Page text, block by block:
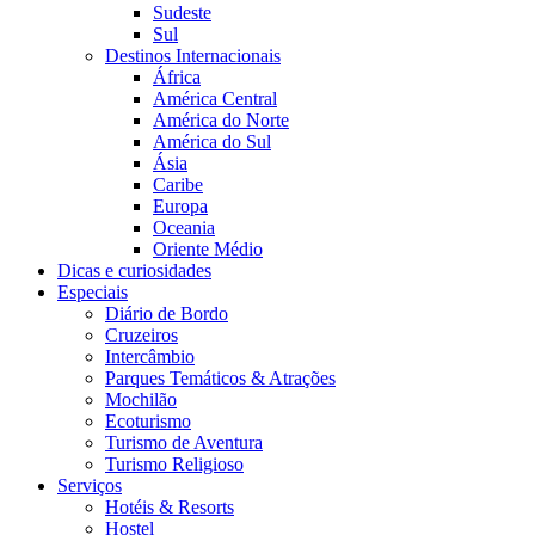
Sudeste
Sul
Destinos Internacionais
África
América Central
América do Norte
América do Sul
Ásia
Caribe
Europa
Oceania
Oriente Médio
Dicas e curiosidades
Especiais
Diário de Bordo
Cruzeiros
Intercâmbio
Parques Temáticos & Atrações
Mochilão
Ecoturismo
Turismo de Aventura
Turismo Religioso
Serviços
Hotéis & Resorts
Hostel